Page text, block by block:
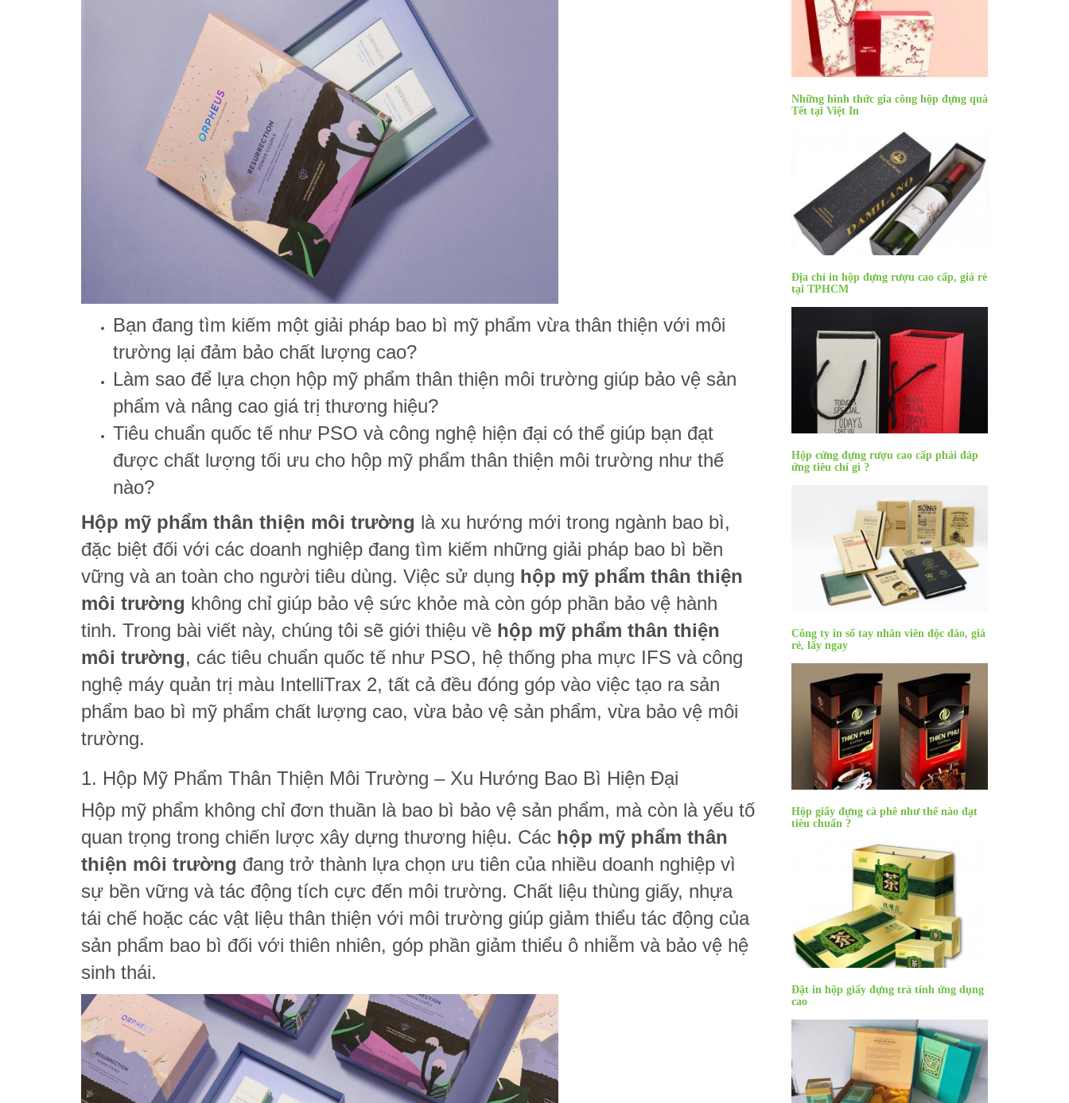
Bạn đang tìm kiếm một giải pháp bao bì mỹ phẩm vừa thân thiện với môi
trường lại đảm bảo chất lượng cao?
Làm sao để lựa chọn hộp mỹ phẩm thân thiện môi trường giúp bảo vệ sản
phẩm và nâng cao giá trị thương hiệu?
Tiêu chuẩn quốc tế như PSO và công nghệ hiện đại có thể giúp bạn đạt
được chất lượng tối ưu cho hộp mỹ phẩm thân thiện môi trường như thế
nào?
Hộp mỹ phẩm thân thiện môi trường là xu hướng mới trong ngành bao bì,
đặc biệt đối với các doanh nghiệp đang tìm kiếm những giải pháp bao bì bền
vững và an toàn cho người tiêu dùng. Việc sử dụng hộp mỹ phẩm thân thiện
môi trường không chỉ giúp bảo vệ sức khỏe mà còn góp phần bảo vệ hành
tinh. Trong bài viết này, chúng tôi sẽ giới thiệu về hộp mỹ phẩm thân thiện
môi trường, các tiêu chuẩn quốc tế như PSO, hệ thống pha mực IFS và công
nghệ máy quản trị màu IntelliTrax 2, tất cả đều đóng góp vào việc tạo ra sản
phẩm bao bì mỹ phẩm chất lượng cao, vừa bảo vệ sản phẩm, vừa bảo vệ môi
trường.
1. Hộp Mỹ Phẩm Thân Thiện Môi Trường – Xu Hướng Bao Bì Hiện Đại
Hộp mỹ phẩm không chỉ đơn thuần là bao bì bảo vệ sản phẩm, mà còn là yếu tố
quan trọng trong chiến lược xây dựng thương hiệu. Các hộp mỹ phẩm thân
thiện môi trường đang trở thành lựa chọn ưu tiên của nhiều doanh nghiệp vì
sự bền vững và tác động tích cực đến môi trường. Chất liệu thùng giấy, nhựa
tái chế hoặc các vật liệu thân thiện với môi trường giúp giảm thiểu tác động của
sản phẩm bao bì đối với thiên nhiên, góp phần giảm thiểu ô nhiễm và bảo vệ hệ
sinh thái.
Những hình thức gia công hộp đựng quà
Tết tại Việt In
Địa chỉ in hộp đựng rượu cao cấp, giá rẻ
tại TPHCM
Hộp cứng đựng rượu cao cấp phải đáp
ứng tiêu chí gì ?
Công ty in sổ tay nhân viên độc đáo, giá
rẻ, lấy ngay
Hộp giấy đựng cà phê như thế nào đạt
tiêu chuẩn ?
Đặt in hộp giấy đựng trà tính ứng dụng
cao